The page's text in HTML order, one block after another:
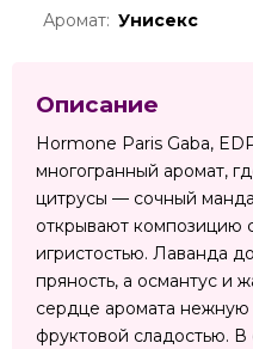
Аромат: Унисекс
Описание
Hormone Paris Gaba,
многогранный аромат,
цитрусы — сочный
открывают композицию
игристостью. Лаванда
пряность, а османтус и
сердце аромата нежную
фруктовой сладостью.